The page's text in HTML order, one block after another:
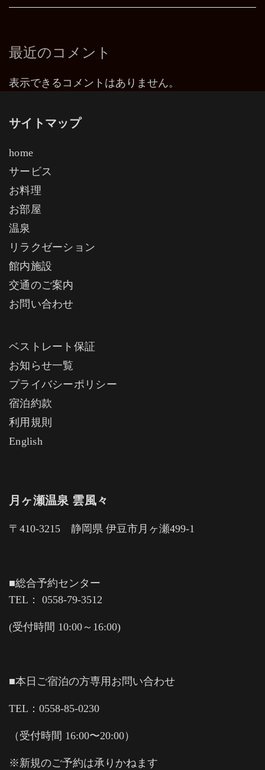
最近のコメント
表示できるコメントはありません。
サイトマップ
home
サービス
お料理
お部屋
温泉
リラクゼーション
館内施設
交通のご案内
お問い合わせ
ベストレート保証
お知らせ一覧
プライバシーポリシー
宿泊約款
利用規則
English
月ヶ瀬温泉 雲風々
〒410-3215 静岡県 伊豆市月ヶ瀬499-1
■総合予約センター
TEL： 0558-79-3512
(受付時間 10:00～16:00)
■本日ご宿泊の方専用お問い合わせ
TEL：0558-85-0230
（受付時間 16:00〜20:00）
※新規のご予約は承りかねます